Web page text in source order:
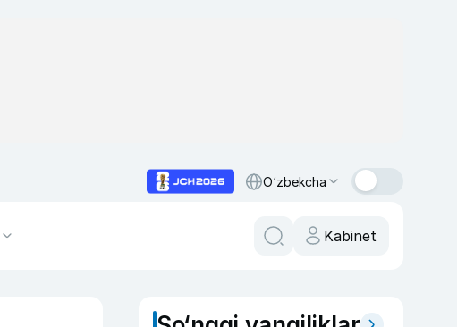
O‘zbekcha
Kabinet